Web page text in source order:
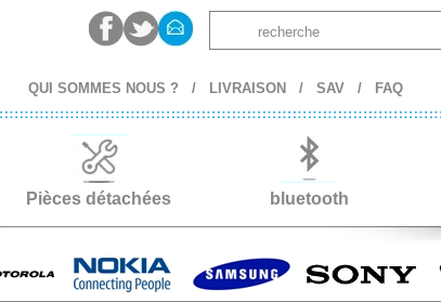
QUI SOMMES NOUS ? / LIVRAISON / SAV / FAQ
Pièces détachées bluetooth